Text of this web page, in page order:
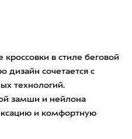
кроссовки в стиле беговой
дизайн сочетается с
технологий.
замши и нейлона
и комфортную